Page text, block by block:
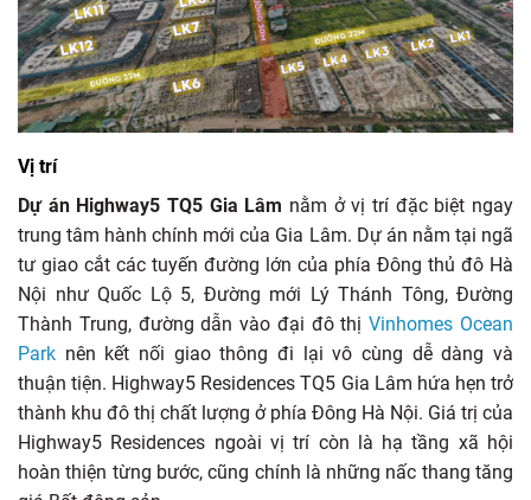
Vị trí
Dự án Highway5 TQ5 Gia Lâm nằm ở vị trí đặc biệt ngay
trung tâm hành chính mới của Gia Lâm. Dự án nằm tại ngã
tư giao cắt các tuyến đường lớn của phía Đông thủ đô Hà
Nội như Quốc Lộ 5, Đường mới Lý Thánh Tông, Đường
Thành Trung, đường dẫn vào đại đô thịVinhomes Ocean
Park nên kết nối giao thông đi lại vô cùng dễ dàng và
thuận tiện. Highway5 Residences TQ5 Gia Lâm hứa hẹn trở
thành khu đô thị chất lượng ở phía Đông Hà Nội. Giá trị của
Highway5 Residences ngoài vị trí còn là hạ tầng xã hội
hoàn thiện từng bước, cũng chính là những nấc thang tăng